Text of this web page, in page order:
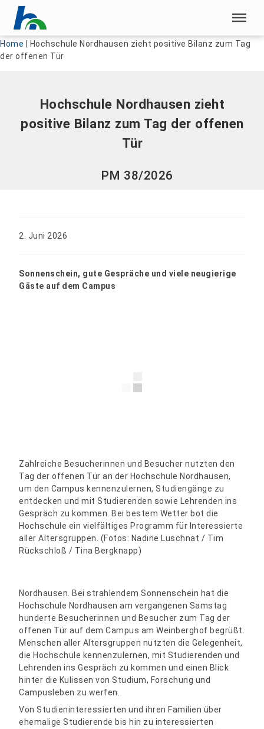
Menü überspringen
Menü überspringen
Home
Hochschule Nordhausen zieht positive Bilanz zum Tag
der offenen Tür
Hochschule Nordhausen zieht
positive Bilanz zum Tag der offenen
Tür
PM 38/2026
2. Juni 2026
Sonnenschein, gute Gespräche und viele neugierige
Gäste auf dem Campus
Zahlreiche Besucherinnen und Besucher nutzten den
Tag der offenen Tür an der Hochschule Nordhausen,
um den Campus kennenzulernen, Studiengänge zu
entdecken und mit Studierenden sowie Lehrenden ins
Gespräch zu kommen. Bei bestem Wetter bot die
Hochschule ein vielfältiges Programm für Interessierte
aller Altersgruppen. (Fotos: Nadine Luschnat / Tim
Rückschloß / Tina Bergknapp)
Nordhausen. Bei strahlendem Sonnenschein hat die
Hochschule Nordhausen am vergangenen Samstag
hunderte Besucherinnen und Besucher zum Tag der
offenen Tür auf dem Campus am Weinberghof begrüßt.
Menschen aller Altersgruppen nutzten die Gelegenheit,
die Hochschule kennenzulernen, mit Studierenden und
Lehrenden ins Gespräch zu kommen und einen Blick
hinter die Kulissen von Studium, Forschung und
Campusleben zu werfen.
Von Studieninteressierten und ihren Familien über
ehemalige Studierende bis hin zu interessierten